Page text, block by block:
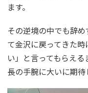
ます。
その逆境の中でも辞
て金沢に戻ってきた
い」と言ってもらえ
長の手腕に大いに期待